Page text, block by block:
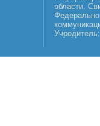
области.